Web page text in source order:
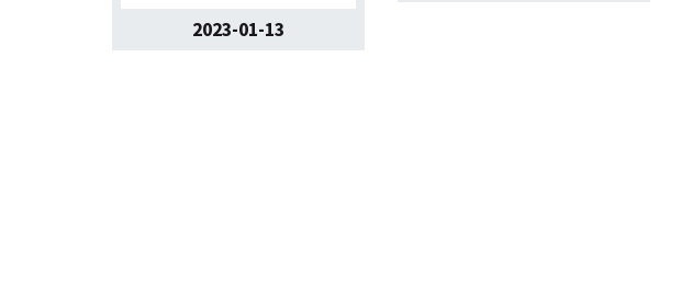
2023-01-13